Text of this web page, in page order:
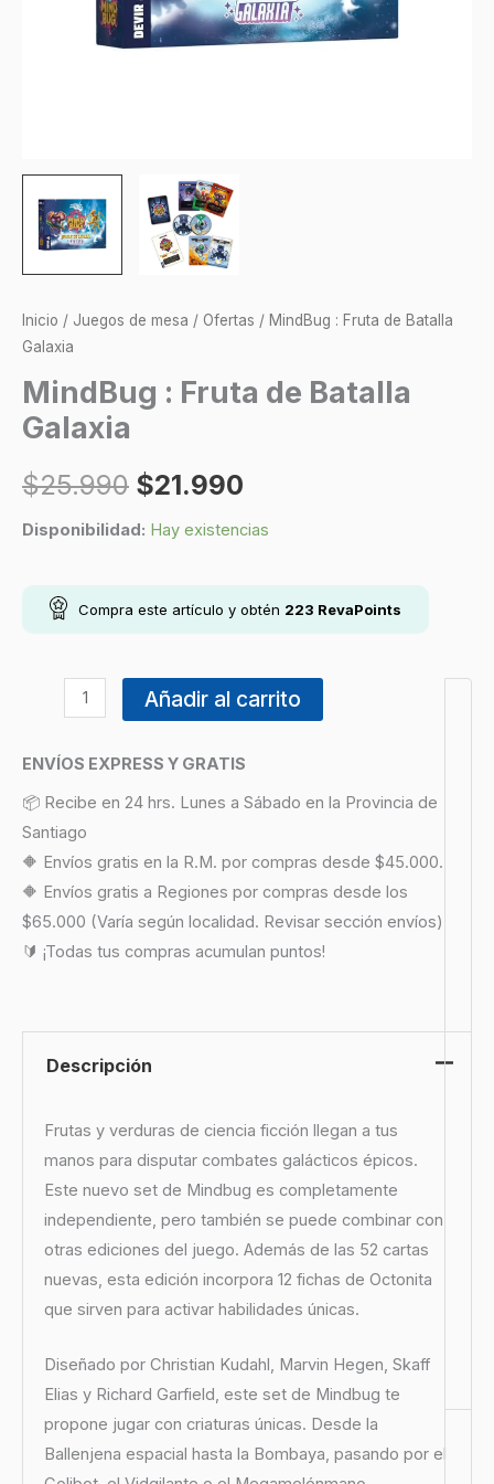
Inicio / Juegos de mesa / Ofertas / MindBug : Fruta de Batalla
Galaxia
MindBug : Fruta de Batalla
Galaxia
$25.990 $21.990
Disponibilidad: Hay existencias
Compra este artículo y obtén 223 RevaPoints
Añadir al carrito
ENVÍOS EXPRESS Y GRATIS
📦 Recibe en 24 hrs. Lunes a Sábado en la Provincia de
Santiago
🔶 Envíos gratis en la R.M. por compras desde $45.000.
🔶 Envíos gratis a Regiones por compras desde los
$65.000 (Varía según localidad. Revisar sección envíos)
🔰 ¡Todas tus compras acumulan puntos!
Descripción
Frutas y verduras de ciencia ficción llegan a tus
manos para disputar combates galácticos épicos.
Este nuevo set de Mindbug es completamente
independiente, pero también se puede combinar con
otras ediciones del juego. Además de las 52 cartas
nuevas, esta edición incorpora 12 fichas de Octonita
que sirven para activar habilidades únicas.
Diseñado por Christian Kudahl, Marvin Hegen, Skaff
Elias y Richard Garfield, este set de Mindbug te
propone jugar con criaturas únicas. Desde la
Ballenjena espacial hasta la Bombaya, pasando por el